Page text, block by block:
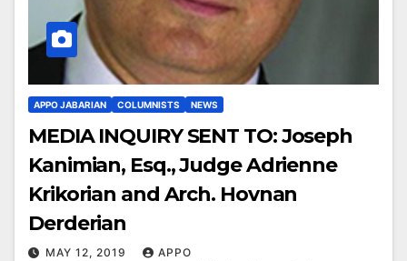
APPO JABARIAN COLUMNISTS NEWS
MEDIA INQUIRY SENT TO: Joseph
Kanimian, Esq., Judge Adrienne
Krikorian and Arch. Hovnan
Derderian
MAY 12, 2019
APPO